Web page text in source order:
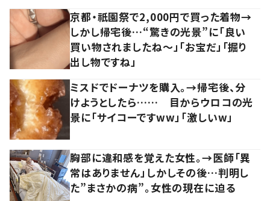
京都・祇園祭で2,000円で買った着物→
しかし帰宅後…“驚きの光景”に「良い
買い物されましたね～」「お宝だ」「掘り
出し物ですね」
ミスドでドーナツを購入。→帰宅後、分
けようとしたら…… 目からウロコの光
景に「サイコーですww」「激しいw」
胸部に違和感を覚えた女性。→医師「異
常はありません」しかしその後…判明し
た”まさかの病”。女性の現在に迫る